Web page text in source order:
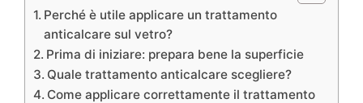
Perché è utile applicare un trattamento
anticalcare sul vetro?
Prima di iniziare: prepara bene la superficie
Quale trattamento anticalcare scegliere?
Come applicare correttamente il trattamento